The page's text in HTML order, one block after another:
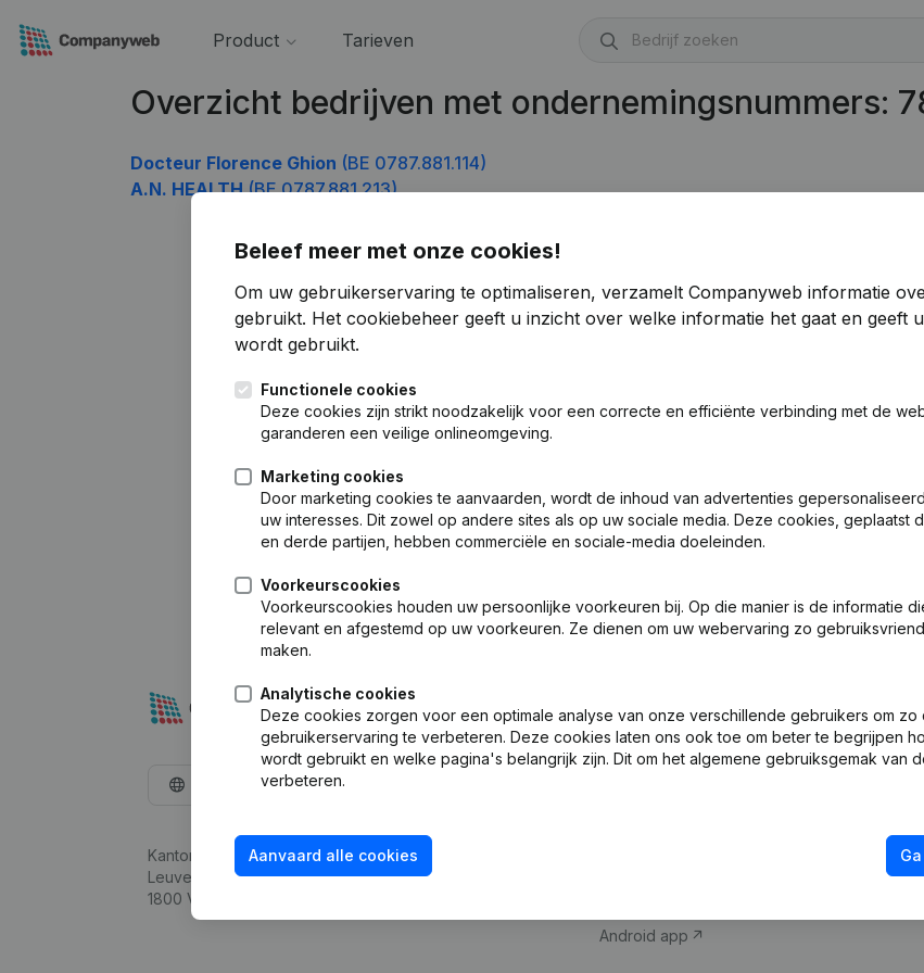
Product Tarieven
Overzicht bedrijven met ondernemingsnummers:
Docteur Florence Ghion (BE 0787.881.114)
A.N. HEALTH(BE 0787.881.213)
Beleef meer met onze cookies!
Om uw gebruikerservaring te optimaliseren, verzamelt Companyweb informatie
gebruikt. Het cookiebeheer geeft u inzicht over welke informatie het gaat en geeft
wordt gebruikt.
Functionele cookies
Deze cookies zijn strikt noodzakelijk voor een correcte en efficiënte verbinding met de
garanderen een veilige onlineomgeving.
Marketing cookies
Door marketing cookies te aanvaarden, wordt de inhoud van advertenties
uw interesses. Dit zowel op andere sites als op uw sociale media. Deze cookies, geplaatst
en derde partijen, hebben commerciële en sociale-media doeleinden.
Voorkeurscookies
Voorkeurscookies houden uw persoonlijke voorkeuren bij. Op die manier is de informatie
relevant en afgestemd op uw voorkeuren. Ze dienen om uw webervaring zo
maken.
Analytische cookies
Deze cookies zorgen voor een optimale analyse van onze verschillende gebruikers om zo
gebruikerservaring te verbeteren. Deze cookies laten ons ook toe om beter te begrijpen
wordt gebruikt en welke pagina's belangrijk zijn. Dit om het algemene gebruiksgemak van
verbeteren.
Aanvaard alle cookies
Nederlands
Kantorenpark Everest
Leuvensesteenweg 248D,
1800 Vilvoorde
Bedrijfsinformatie
Android app